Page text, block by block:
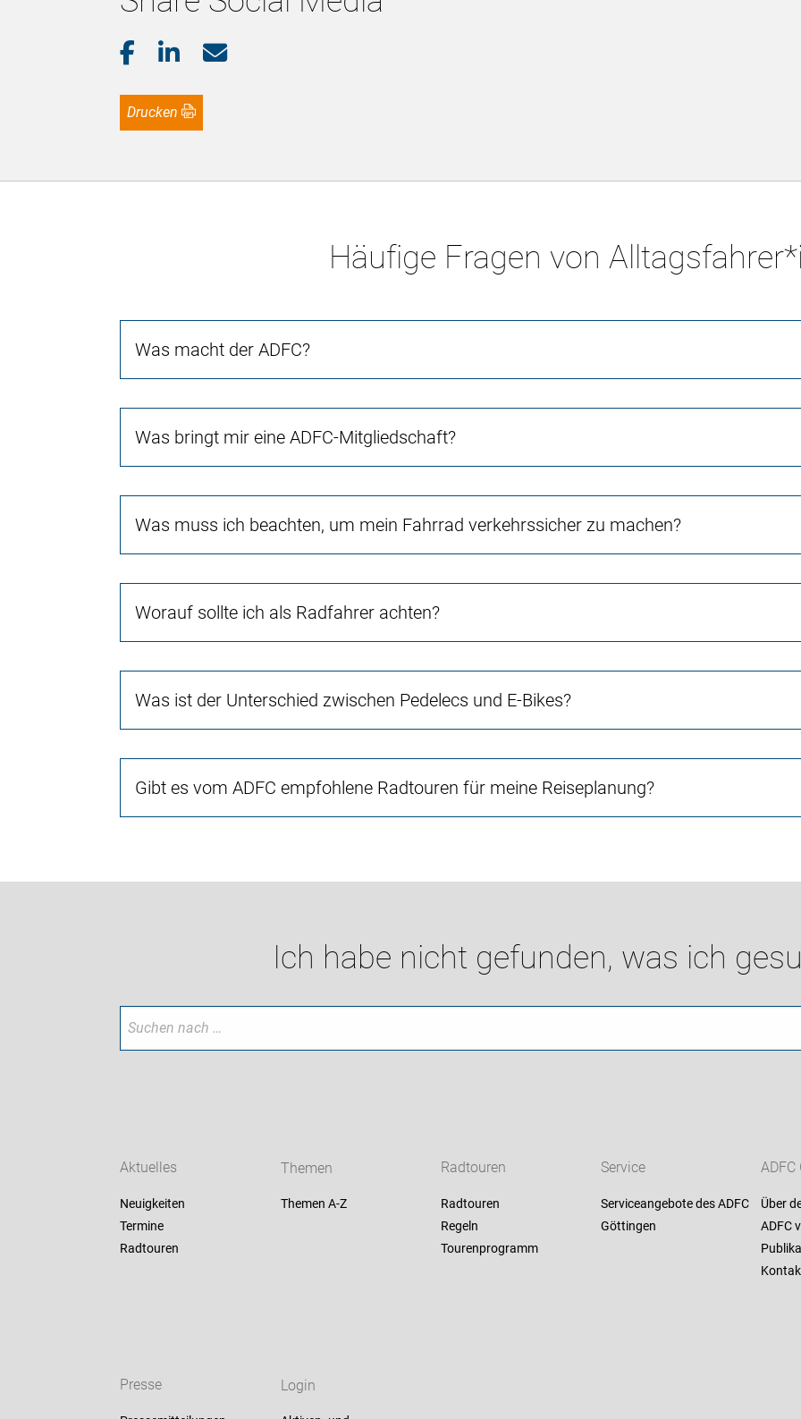
Drucken
Häufige Fragen von
Was macht der ADFC?
Was bringt mir eine ADFC-Mitgliedschaft?
Was muss ich beachten, um mein Fahrrad verkehrssicher zu machen?
Worauf sollte ich als Radfahrer achten?
Was ist der Unterschied zwischen Pedelecs und E-Bikes?
Gibt es vom ADFC empfohlene Radtouren für meine Reiseplanung?
Ich habe nicht gefunden, was ich
Aktuelles
Neuigkeiten
Termine
Radtouren
Themen
Themen A-Z
Radtouren
Radtouren
Regeln
Tourenprogramm
Service
Serviceangebote des ADFC
Göttingen
Über
ADFC
Presse Login